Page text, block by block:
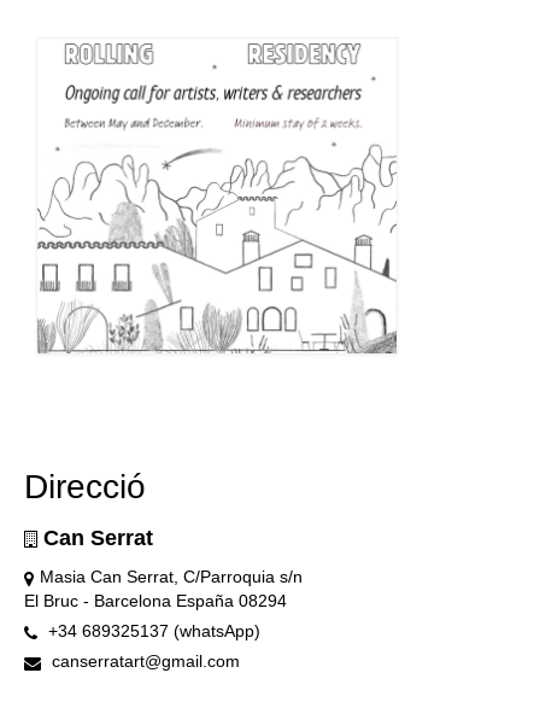
Direcció
Can Serrat
Masia Can Serrat, C/Parroquia s/n
El Bruc - Barcelona España 08294
+34 689325137 (whatsApp)
canserratart@gmail.com